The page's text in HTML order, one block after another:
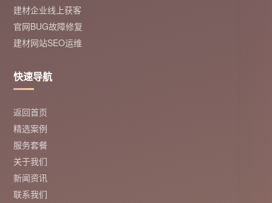
建材企业线上获客
官网BUG故障修复
建材网站SEO运维
快速导航
返回首页
精选案例
服务套餐
关于我们
新闻资讯
联系我们